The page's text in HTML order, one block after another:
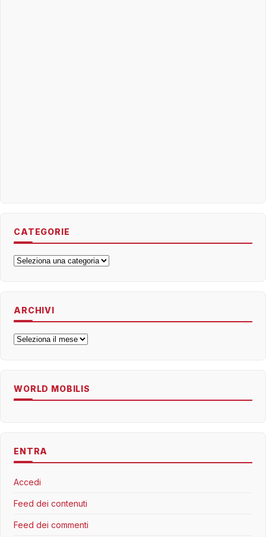
CATEGORIE
Categorie
ARCHIVI
Archivi
WORLD MOBILIS
ENTRA
Accedi
Feed dei contenuti
Feed dei commenti